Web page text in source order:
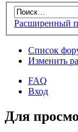
Расширенный
Список
Изменить
FAQ
Вход
Для